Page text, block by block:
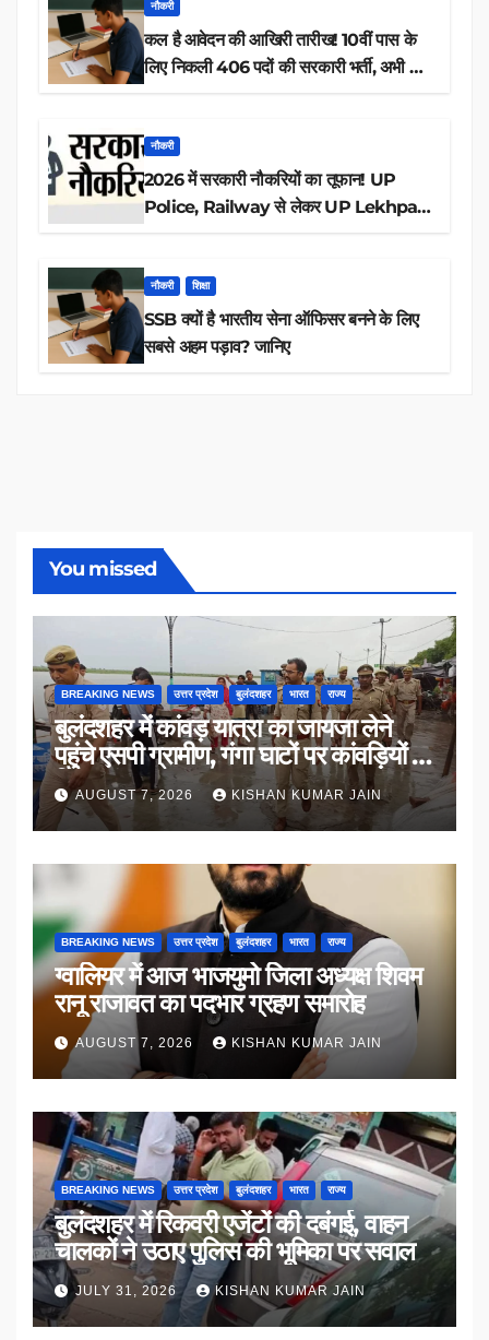
नौकरी
कल है आवेदन की आखिरी तारीख! 10वीं पास के
लिए निकली 406 पदों की सरकारी भर्ती, अभी करें
नौकरी
2026 में सरकारी नौकरियों का तूफान! UP
Police, Railway से लेकर UP Lekhpal
नौकरी शिक्षा
SSB क्यों है भारतीय सेना ऑफिसर बनने के लिए
सबसे अहम पड़ाव? जानिए
You missed
BREAKING NEWS उत्तर प्रदेश बुलंदशहर भारत राज्य
बुलंदशहर में कांवड़ यात्रा का जायजा लेने
पहुंचे एसपी ग्रामीण, गंगा घाटों पर कांवड़ियों से
किया संवाद
AUGUST 7, 2026 KISHAN KUMAR JAIN
BREAKING NEWS उत्तर प्रदेश बुलंदशहर भारत राज्य
ग्वालियर में आज भाजयुमो जिला अध्यक्ष शिवम
रानू राजावत का पदभार ग्रहण समारोह
AUGUST 7, 2026 KISHAN KUMAR JAIN
BREAKING NEWS उत्तर प्रदेश बुलंदशहर भारत राज्य
बुलंदशहर में रिकवरी एजेंटों की दबंगई, वाहन
चालकों ने उठाए पुलिस की भूमिका पर सवाल
JULY 31, 2026 KISHAN KUMAR JAIN